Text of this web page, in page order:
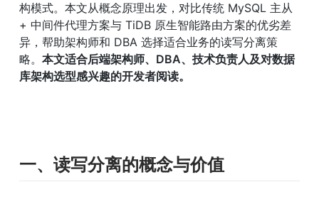
构模式。本文从概念原理出发，对比传统 MySQL 主从
+ 中间件代理方案与 TiDB 原生智能路由方案的优劣差
异，帮助架构师和 DBA 选择适合业务的读写分离策
略。 本文适合后端架构师、DBA、技术负责人及对数据
库架构选型感兴趣的开发者阅读。
一、读写分离的概念与价值